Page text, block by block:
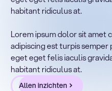
Lorem ipsum dolor sit
Suspendisse varius
Duis cursus, mi quis
nulla, ut commodo diam
faucibus nibh et justo
Nunc ut sem vitae risus
habitant ridiculus at.
Lorem ipsum dolor sit amet
adipiscing est turpis
eget eget felis iaculis
habitant ridiculus at.
Allen inzichten